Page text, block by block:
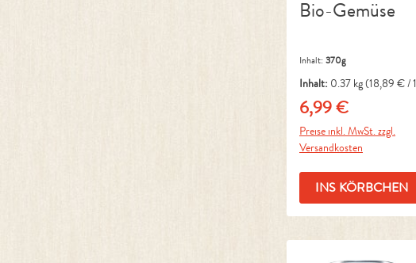
Bio-Gemüse
Inhalt: 370g
Inhalt: 0.37 kg(18,89 € / 1
kg)
Regulärer Preis:
6,99 €
Preise inkl. MwSt. zzgl.
Versandkosten
INS KÖRBCHEN